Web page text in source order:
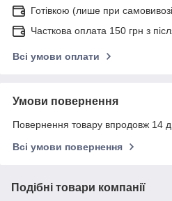
Готівкою (лише при
Часткова оплата 150 грн з
Всі умови оплати
Умови повернення
Повернення товару впродовж 14
Всі умови повернення
Подібні товари компанії